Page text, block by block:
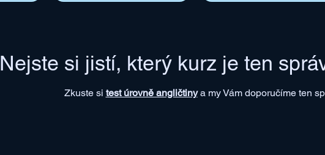
Nejste si jistí, který kurz je ten
Zkuste si test úrovně angličtinya my Vám doporučíme ten